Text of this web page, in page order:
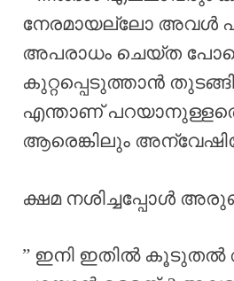
നേരമായല്ലോ അവൾ
അപരാധം ചെയ്ത
കുറ്റപ്പെടുത്താൻ
എന്താണ്
ആരെങ്കിലും
ക്ഷമ നശിച്ചപ്പോൾ
” ഇനി ഇതിൽ കൂടുതൽ